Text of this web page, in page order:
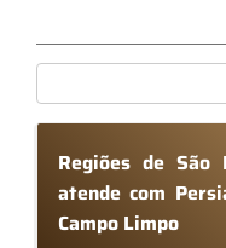
Regiões de
atende com
Campo Limpo